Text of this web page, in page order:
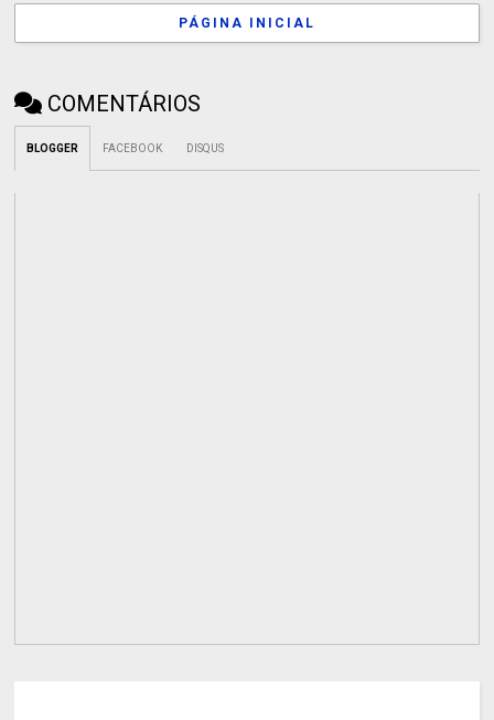
PÁGINA INICIAL
COMENTÁRIOS
BLOGGER FACEBOOK DISQUS